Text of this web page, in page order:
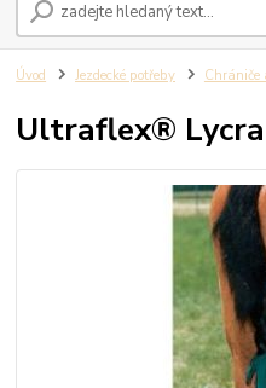
Úvod Jezdecké potřeby Chrániče
Ultraflex®